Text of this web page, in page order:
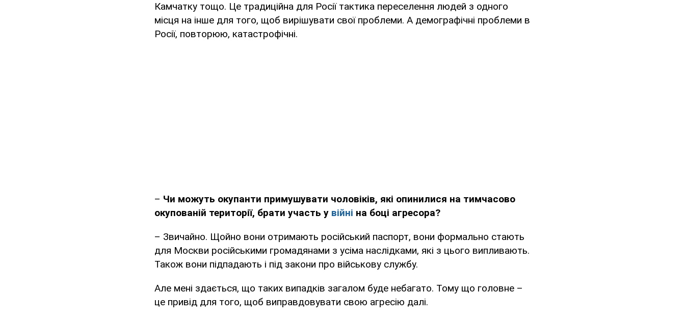
Камчатку тощо. Це традиційна для Росії тактика переселення людей з одного
місця на інше для того, щоб вирішувати свої проблеми. А демографічні проблеми в
Росії, повторюю, катастрофічні.
– Чи можуть окупанти примушувати чоловіків, які опинилися на тимчасово
окупованій території, брати участь у війні на боці агресора?
– Звичайно. Щойно вони отримають російський паспорт, вони формально стають
для Москви російськими громадянами з усіма наслідками, які з цього випливають.
Також вони підпадають і під закони про військову службу.
Але мені здається, що таких випадків загалом буде небагато. Тому що головне –
це привід для того, щоб виправдовувати свою агресію далі.